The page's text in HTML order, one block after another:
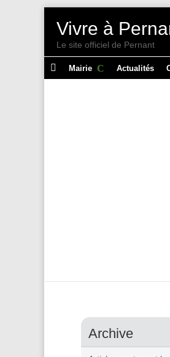
Vivre à
Le site officiel de Pernant
 Mairie Actualités
Archive